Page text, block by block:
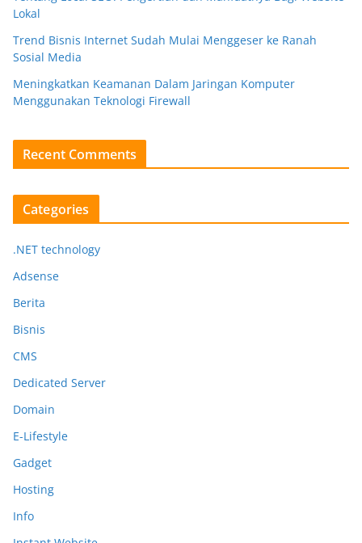
Lokal
Trend Bisnis Internet Sudah Mulai Menggeser ke Ranah
Sosial Media
Meningkatkan Keamanan Dalam Jaringan Komputer
Menggunakan Teknologi Firewall
Recent Comments
Categories
.NET technology
Adsense
Berita
Bisnis
CMS
Dedicated Server
Domain
E-Lifestyle
Gadget
Hosting
Info